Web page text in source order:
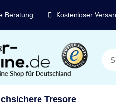
Beratung Kostenloser
Tresore